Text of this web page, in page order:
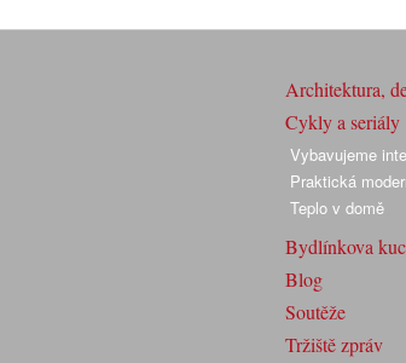
Architektura,
Cykly a seriály
Vybavujeme
Praktická
Teplo v domě
Bydlínkova
Blog
Soutěže
Tržiště zpráv